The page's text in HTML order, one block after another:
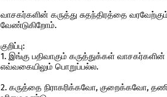
வாசகர்களின் கருத்து சுதந்திரத்தை
வேண்டுகிறோம்.
குறிப்பு:
1. இங்கு பதிவாகும் கருத்துக்கள்
எவ்வகையிலும் பொறுப்பல்ல.
2. கருத்தை நிராகரிக்கவோ, குறைக்கவோ,